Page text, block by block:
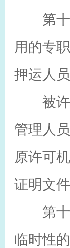
第十
用的专
押运人员
被许
管理人
原许可
证明文件
第十
临时性